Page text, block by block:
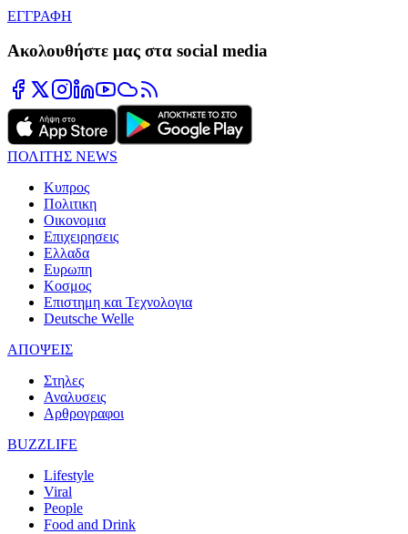
ΕΓΓΡΑΦΗ
Ακολουθήστε μας στα social media
ΠΟΛΙΤΗΣ NEWS
Κυπρος
Πολιτικη
Οικονομια
Επιχειρησεις
Ελλαδα
Ευρωπη
Κοσμος
Επιστημη και Τεχνολογια
Deutsche Welle
ΑΠΟΨΕΙΣ
Στηλες
Αναλυσεις
Αρθρογραφοι
BUZZLIFE
Lifestyle
Viral
People
Food and Drink